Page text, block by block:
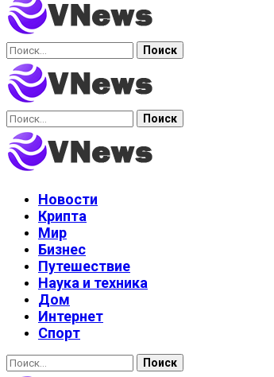
Найти:
Найти:
Новости
Крипта
Мир
Бизнес
Путешествие
Наука и техника
Дом
Интернет
Спорт
Найти: